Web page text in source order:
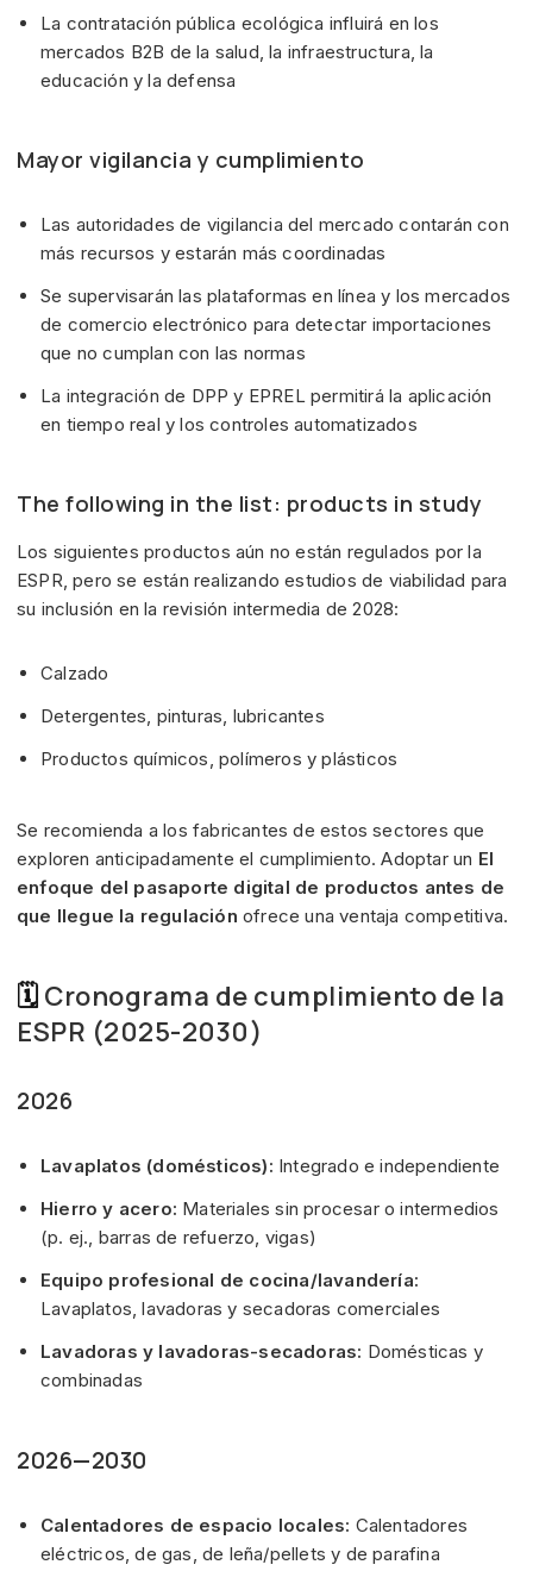
La contratación pública ecológica influirá en los
mercados B2B de la salud, la infraestructura, la
educación y la defensa
Mayor vigilancia y cumplimiento
Las autoridades de vigilancia del mercado contarán con
más recursos y estarán más coordinadas
Se supervisarán las plataformas en línea y los mercados
de comercio electrónico para detectar importaciones
que no cumplan con las normas
La integración de DPP y EPREL permitirá la aplicación
en tiempo real y los controles automatizados
The following in the list: products in study
Los siguientes productos aún no están regulados por la
ESPR, pero se están realizando estudios de viabilidad para
su inclusión en la revisión intermedia de 2028:
Calzado
Detergentes, pinturas, lubricantes
Productos químicos, polímeros y plásticos
Se recomienda a los fabricantes de estos sectores que
exploren anticipadamente el cumplimiento. Adoptar un El
enfoque del pasaporte digital de productos antes de
que llegue la regulación ofrece una ventaja competitiva.
🗓 Cronograma de cumplimiento de la
ESPR (2025-2030)
2026
Lavaplatos (domésticos): Integrado e independiente
Hierro y acero: Materiales sin procesar o intermedios
(p. ej., barras de refuerzo, vigas)
Equipo profesional de cocina/lavandería:
Lavaplatos, lavadoras y secadoras comerciales
Lavadoras y lavadoras-secadoras: Domésticas y
combinadas
2026—2030
Calentadores de espacio locales: Calentadores
eléctricos, de gas, de leña/pellets y de parafina